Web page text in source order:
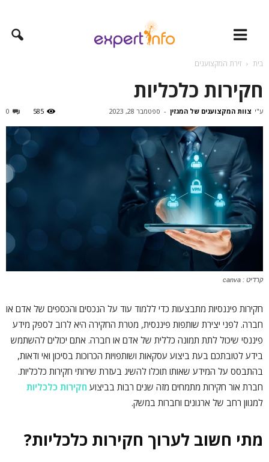
בית זירת המקצוענים
חקירות כלכליות
ע"י צוות המקצוענים של המגזין - ספטמבר 28, 2023 0 585
קרדיט : canva
חקירות פיננסיות מתבצעות כדי ללמוד עוד על הנכסים והכספים של אדם או
חברה. לפני יצירת שותפות פיננסית, מטרת החקירה היא לרוב לספק מידע
פיננסי שיכול לתת תמונה כללית של אדם או חברה. אתם יכולים להשתמש
בידע לטובתכם בעת ביצוע עסקאות ושותפויות הכרוכות בסיכון ואי ודאות,
בהתבסס על המידע שאותו תוכלו להשיג בעזרת שירותי חקירות כלכליות.
חברת אור חקירות מתמחים מזה שנים רבות בביצוע חקירות כלכליות
למגוון רחב של ארגונים וחברות במשק.
מתי חשוב לערוך חקירות כלכליות?